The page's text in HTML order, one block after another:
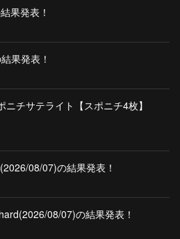
果発表！
果発表！
チサテライト【スポニチ4枚】
08/07)の結果発表！
08/07)の結果発表！